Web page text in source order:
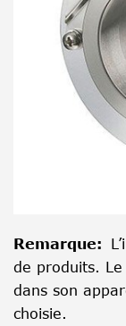
Remarque:
de produits.
dans son
choisie.